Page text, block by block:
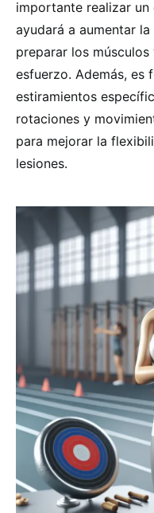
importante realizar un
ayudará a aumentar
preparar los
esfuerzo. Además, es
estiramientos
rotaciones y
para mejorar la
lesiones.